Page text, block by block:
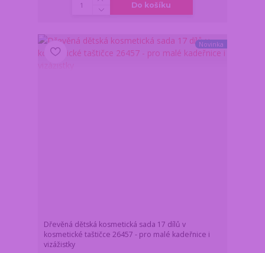
Do košíku
Novinka
Dřevěná dětská kosmetická sada 17 dílů v
kosmetické taštičce 26457 - pro malé kadeřnice i
vizážistky